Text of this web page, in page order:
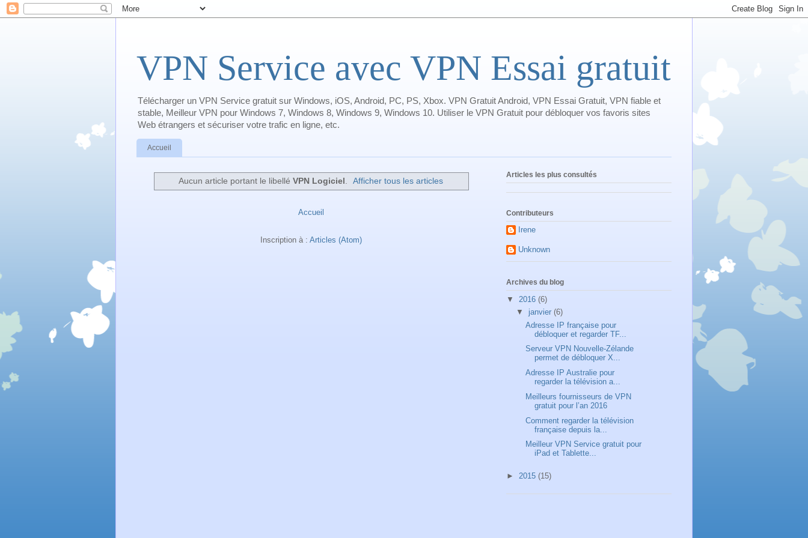
VPN Service avec VPN Essai gratuit
Télécharger un VPN Service gratuit sur Windows, iOS, Android, PC, PS, Xbox. VPN Gratuit Android, VPN Essai Gratuit, VPN fiable et
stable, Meilleur VPN pour Windows 7, Windows 8, Windows 9, Windows 10. Utiliser le VPN Gratuit pour débloquer vos favoris sites
Web étrangers et sécuriser votre trafic en ligne, etc.
Accueil
Aucun article portant le libellé VPN Logiciel Afficher tous les articles
Accueil
Inscription à : Articles (Atom)
Articles les plus consultés
Contributeurs
Irene
Unknown
Archives du blog
▼ 2016 (6)
▼ janvier (6)
Adresse IP française pour
débloquer et regarder TF...
Serveur VPN Nouvelle-Zélande
permet de débloquer X...
Adresse IP Australie pour
regarder la télévision a...
Meilleurs fournisseurs de VPN
gratuit pour l’an 2016
Comment regarder la télévision
française depuis la...
Meilleur VPN Service gratuit pour
iPad et Tablette...
► 2015 (15)